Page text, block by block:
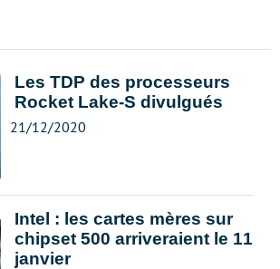
Les TDP des processeurs
Rocket Lake-S divulgués
21/12/2020
Intel : les cartes mères sur
chipset 500 arriveraient le 11
janvier